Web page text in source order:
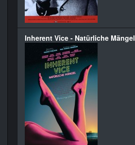
Inherent Vice - Natürliche Mängel